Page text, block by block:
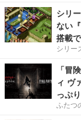
シリ
ない
搭載
シリー
「冒
ィ ヴ
っぷ
ふたつ